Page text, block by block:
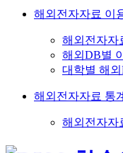
해외전자자료 이
해외전자자
해외DB별
대학별 해
해외전자자료 통계
해외전자자